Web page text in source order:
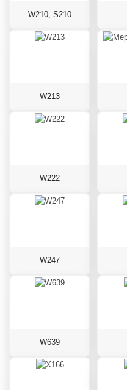
W210, S210
W213
W222
W247
W639